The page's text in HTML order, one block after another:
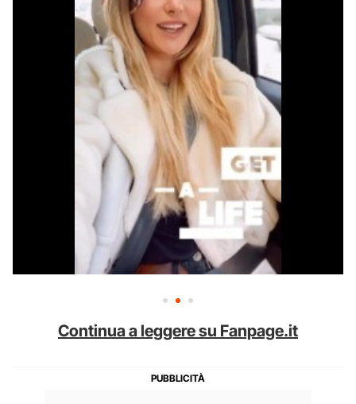
Continua a leggere su Fanpage.it